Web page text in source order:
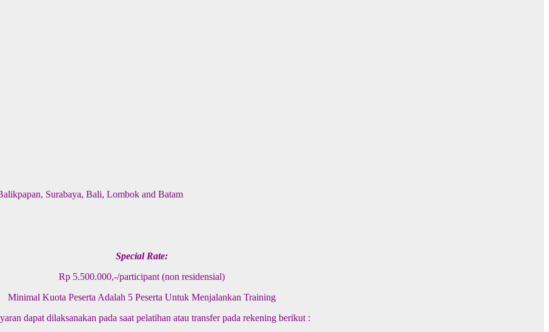
Surabaya, Bali, Lombok and Batam
Special Rate:
Rp 5.500.000,-/participant (non residensial)
Minimal Kuota Peserta Adalah 5 Peserta Untuk Menjalankan Training
dapat dilaksanakan pada saat pelatihan atau transfer pada rekening berikut :